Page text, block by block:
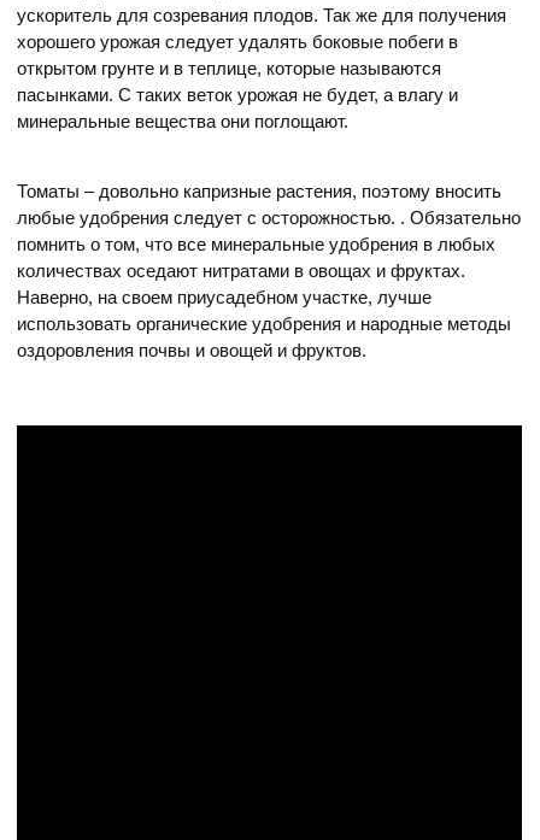
ускоритель для созревания плодов. Так же для получения
хорошего урожая следует удалять боковые побеги в
открытом грунте и в теплице, которые называются
пасынками. С таких веток урожая не будет, а влагу и
минеральные вещества они поглощают.
Томаты – довольно капризные растения, поэтому вносить
любые удобрения следует с осторожностью. . Обязательно
помнить о том, что все минеральные удобрения в любых
количествах оседают нитратами в овощах и фруктах.
Наверно, на своем приусадебном участке, лучше
использовать органические удобрения и народные методы
оздоровления почвы и овощей и фруктов.